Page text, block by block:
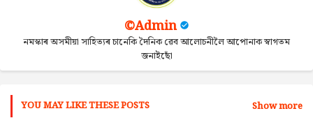
©Admin
নমস্কাৰ অসমীয়া সাহিত্যৰ চানেকি দৈনিক ৱেব আলোচনীলৈ আপোনাক স্বাগতম
জনাইছোঁ
YOU MAY LIKE THESE POSTS Show more